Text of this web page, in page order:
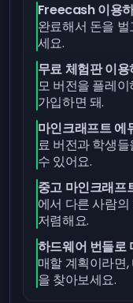
Freecash 이용
완료해서 돈을 벌
세요.
무료 체험판 이
모 버전을 플레
가입하면 돼.
마인크래프트 에
료 버전과 학생
수 있어요.
중고 마인크래프
에서 다른 사람
저렴해요.
하드웨어 번들로
매할 계획이라면
을 찾아보세요.